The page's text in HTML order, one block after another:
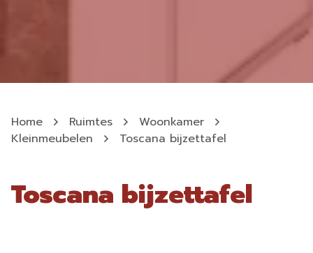
Home Ruimtes
Woonkamer
Kleinmeubelen
Toscana bijzettafel
Toscana bijzettafel